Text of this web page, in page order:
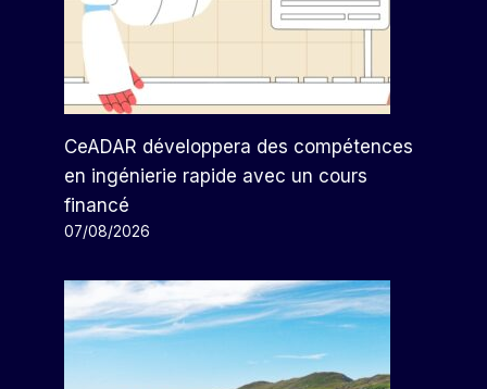
CeADAR développera des compétences
en ingénierie rapide avec un cours
financé
07/08/2026